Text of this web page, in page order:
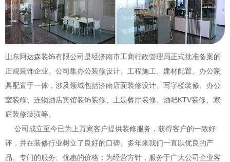
山东阿达森装饰有限公司是经济南市工商行政管理局正式批准备案的
正规装饰企业。公司集办公装修设计、工程施工、建材配置、办公家
具配置于一体，涉及领域包括济南店面装修设计、写字楼装修、办公
室装修、连锁酒店宾馆装饰装修、主题餐厅装修、酒吧KTV装修、家
庭装修装潢等。
公司成立至今已为上万家客户提供装修服务，获得客户的一致好
评，并在装修行业树立了良好的口碑。多年来我们一直以优良的产
品、专门的服务、优惠的价格；为经营方针，服务于广大公司企业客